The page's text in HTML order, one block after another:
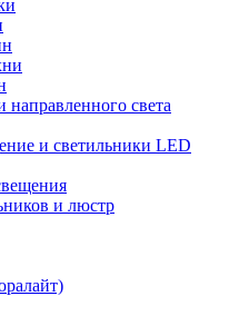
света
и светильники LED
и люстр